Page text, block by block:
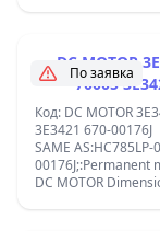
По заявка
DC MOTOR
70005
Код: DC MOTOR
3E3421 670-00176J
SAME AS:HC785LP-
00176J;:Permanent
DC MOTOR